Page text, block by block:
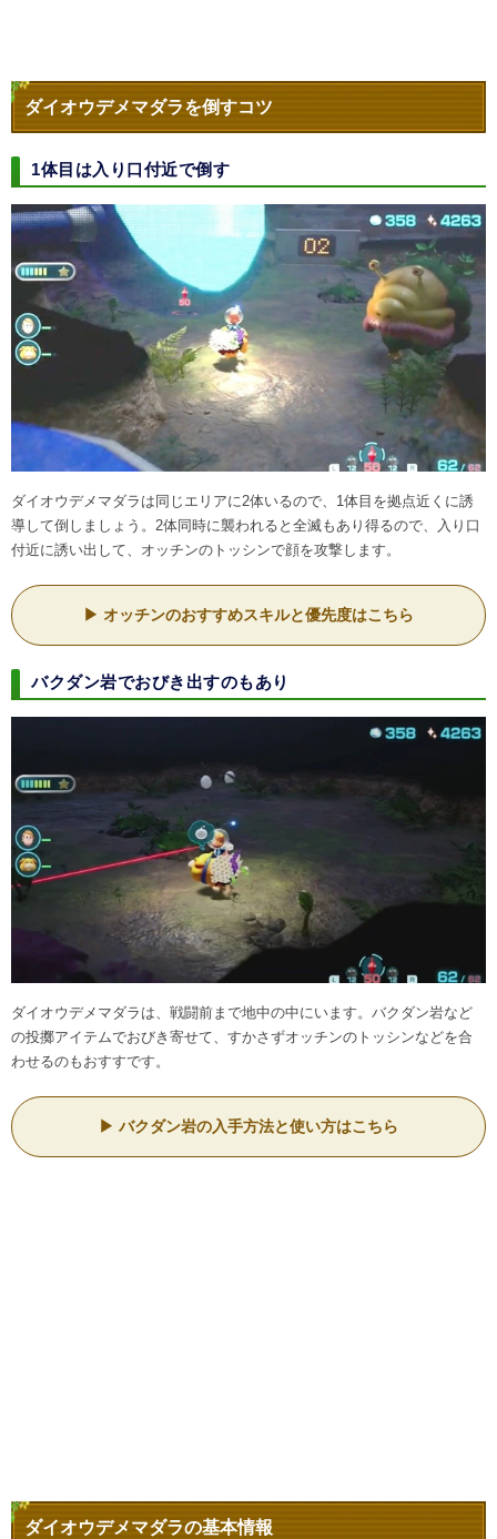
ダイオウデメマダラを倒すコツ
1体目は入り口付近で倒す
ダイオウデメマダラは同じエリアに2体いるので、1体目を拠点近くに誘
導して倒しましょう。2体同時に襲われると全滅もあり得るので、入り口
付近に誘い出して、オッチンのトッシンで顔を攻撃します。
オッチンのおすすめスキルと優先度はこちら
バクダン岩でおびき出すのもあり
ダイオウデメマダラは、戦闘前まで地中の中にいます。バクダン岩など
の投擲アイテムでおびき寄せて、すかさずオッチンのトッシンなどを合
わせるのもおすすです。
バクダン岩の入手方法と使い方はこちら
ダイオウデメマダラの基本情報